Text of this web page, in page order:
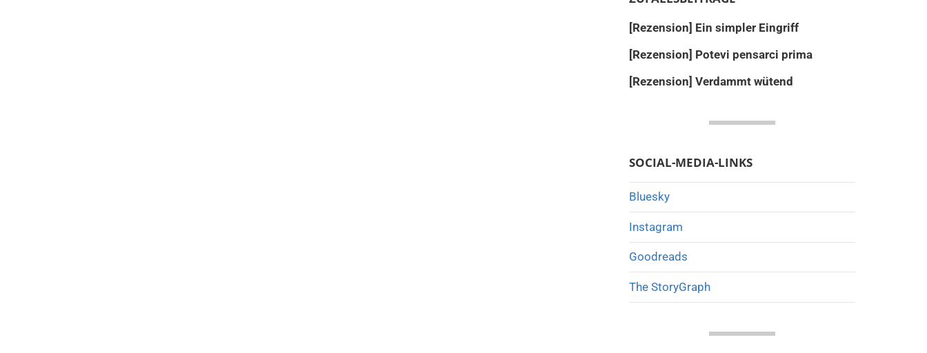
[Rezension] Ein simpler Eingriff
[Rezension] Potevi pensarci prima
[Rezension] Verdammt wütend
SOCIAL-MEDIA-LINKS
Bluesky
Instagram
Goodreads
The StoryGraph